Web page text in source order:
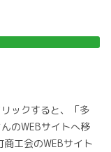
ックすると、「多
のWEBサイトへ移
工会のWEBサイト